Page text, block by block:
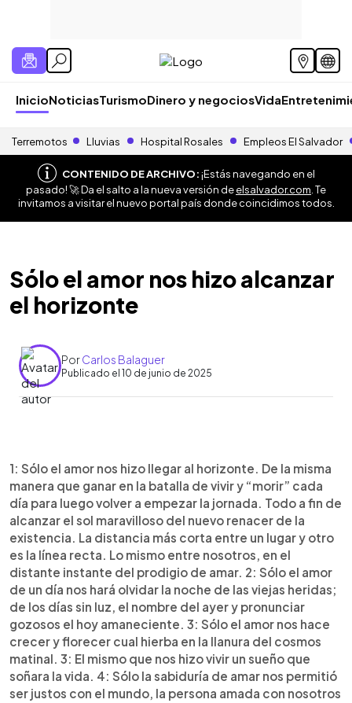
InicioNoticiasTurismoDinero y negociosVida
Terremotos Lluvias Hospital Rosales Empleos El Salvador
CONTENIDO DE ARCHIVO:¡Estás navegando en el
pasado! 🚀 Da el salto a la nueva versión deelsalvador.com . Te
invitamos a visitar el nuevo portal país donde coincidimos todos.
Sólo el amor nos hizo alcanzar
el horizonte
PorCarlos Balaguer
Publicado el 10 de junio de 2025
► Escuchar artículo
1: Sólo el amor nos hizo llegar al horizonte. De la misma
manera que ganar en la batalla de vivir y “morir” cada
día para luego volver a empezar la jornada. Todo a fin de
alcanzar el sol maravilloso del nuevo renacer de la
existencia. La distancia más corta entre un lugar y otro
es la línea recta. Lo mismo entre nosotros, en el
distante instante del prodigio de amar. 2: Sólo el amor
de un día nos hará olvidar la noche de las viejas heridas;
de los días sin luz, el nombre del ayer y pronunciar
gozosos el hoy amaneciente. 3: Sólo el amor nos hace
crecer y florecer cual hierba en la llanura del cosmos
matinal. 3: El mismo que nos hizo vivir un sueño que
soñara la vida. 4: Sólo la sabiduría de amar nos permitió
ser justos con el mundo, la persona amada con nosotros